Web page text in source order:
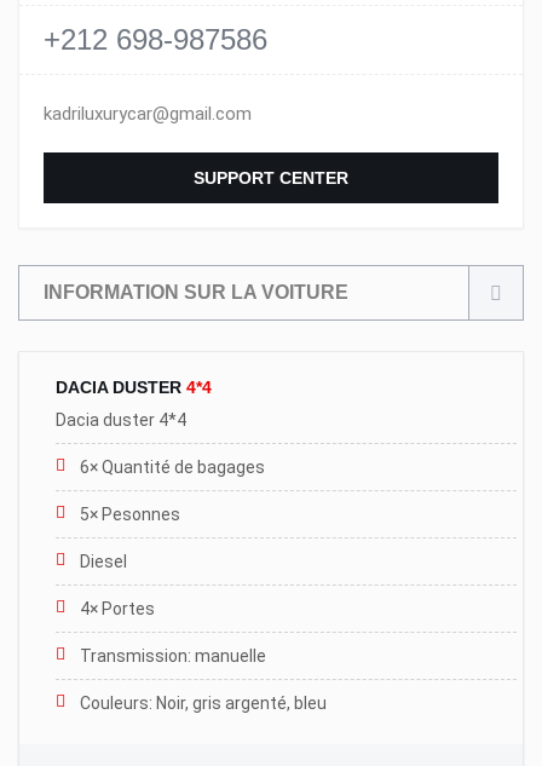
+212 698-987586
kadriluxurycar@gmail.com
SUPPORT CENTER
INFORMATION SUR LA VOITURE
DACIA DUSTER 4*4
Dacia duster 4*4
6× Quantité de bagages
5× Pesonnes
Diesel
4× Portes
Transmission: manuelle
Couleurs: Noir, gris argenté, bleu